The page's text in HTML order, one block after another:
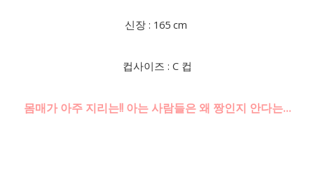
신장 : 165 cm
컵사이즈 : C 컵
몸매가 아주 지리는!! 아는 사람들은 왜 짱인지 안다는…